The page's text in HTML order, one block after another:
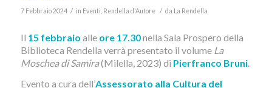
7 Febbraio 2024 / in Eventi Rendella d'Autore / da La Rendella
Il 15 febbraio alle ore 17.30nella Sala Prospero della
Biblioteca Rendella verrà presentato il volume La
Moschea di Samira(Milella, 2023) di Pierfranco Bruni.
Evento a cura dell’Assessorato alla Cultura del